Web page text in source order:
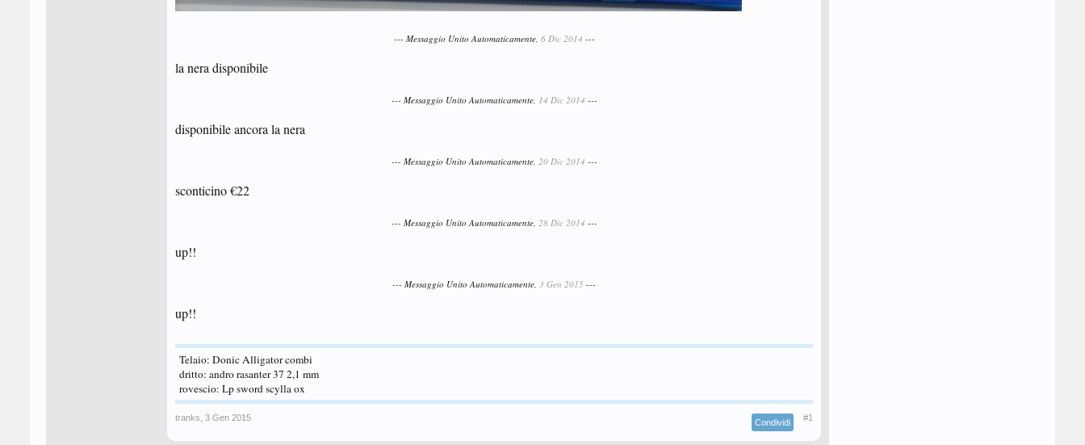
--- Messaggio Unito Automaticamente, 6 Dic 2014 ---
la nera disponibile
--- Messaggio Unito Automaticamente, 14 Dic 2014 ---
disponibile ancora la nera
--- Messaggio Unito Automaticamente, 20 Dic 2014 ---
sconticino €22
--- Messaggio Unito Automaticamente, 28 Dic 2014 ---
up!!
--- Messaggio Unito Automaticamente, 3 Gen 2015 ---
up!!
Telaio: Donic Alligator combi
dritto: andro rasanter 37 2,1 mm
rovescio: Lp sword scylla ox
tranks 3 Gen 2015 Condividi #1